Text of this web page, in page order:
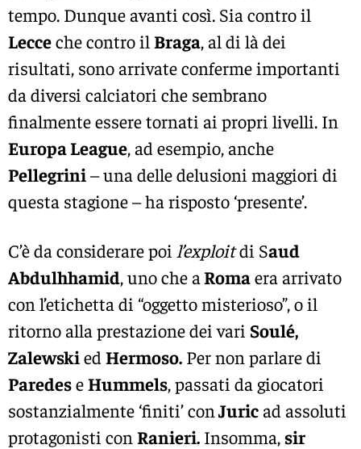
tempo. Dunque avanti così. Sia contro il
Lecceche contro il Braga, al di là dei
risultati, sono arrivate conferme importanti
da diversi calciatori che sembrano
finalmente essere tornati ai propri livelli. In
Europa League, ad esempio, anche
Pellegrini– una delle delusioni maggiori di
questa stagione – ha risposto ‘presente’.
C’è da considerare poi l’exploitdi Saud
Abdulhhamid, uno che aRomaera arrivato
con l’etichetta di “oggetto misterioso”, o il
ritorno alla prestazione dei vari Soulé,
Zalewskied Hermoso. Per non parlare di
ParedeseHummels, passati da giocatori
sostanzialmente ‘finiti’ conJuricad assoluti
protagonisti con Ranieri. Insomma, sir